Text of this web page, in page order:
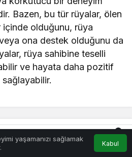
Bazen, bu tür rüyalar, ölen
olduğunu, rüya
ona destek olduğunu da
rüya sahibine teselli
ve hayata daha pozitif
sağlayabilir.
kapalı.
yaşamanızı sağlamak
Kabul
Bildirimler